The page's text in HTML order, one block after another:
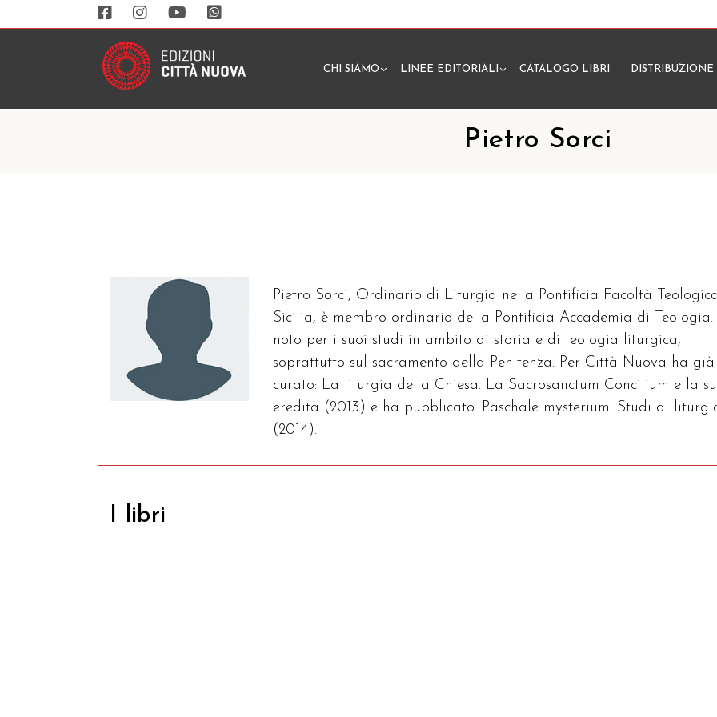
CHI SIAMO LINEE EDITORIALI CATALOGO LIBRI DISTRIBUZIONE
Pietro Sorci
Pietro Sorci, Ordinario di Liturgia nella Pontificia Facoltà
Sicilia, è membro ordinario della Pontificia Accademia di Teologia.
noto per i suoi studi in ambito di storia e di teologia liturgica,
soprattutto sul sacramento della Penitenza. Per Città Nuova ha già
curato: La liturgia della Chiesa. La Sacrosanctum Concilium e la
eredità (2013) e ha pubblicato: Paschale mysterium. Studi di
(2014).
I libri